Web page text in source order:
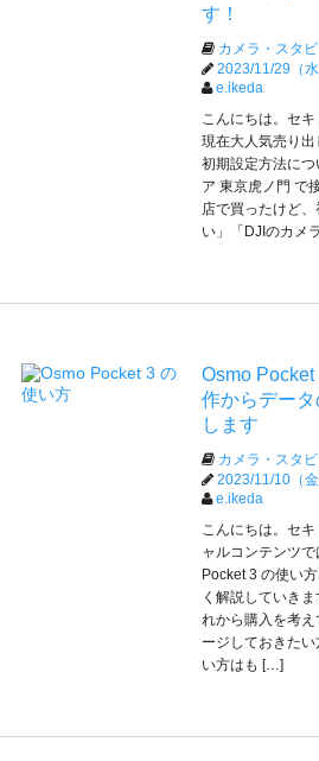
す！
カメラ・スタ
2023/11/29（水
e.ikeda
こんにちは。セ
現在大人気売り
初期設定方法に
ア 東京虎ノ門 で
店で買ったけど
い」「DJIのカメ
Osmo
作からデー
します
カメラ・スタ
2023/11/10（金
e.ikeda
こんにちは。セ
ャルコンテンツ
Pocket 3 の使い
く解説していき
れから購入を考
ージしておきた
い方はも […]